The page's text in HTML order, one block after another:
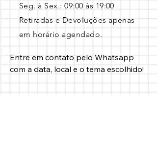
Seg. à Sex.: 09:00 às 19:00 ​
Retiradas e Devoluções apenas
em horário agendado.
Entre em contato pelo Whatsapp
com a data, local e o tema escolhido!